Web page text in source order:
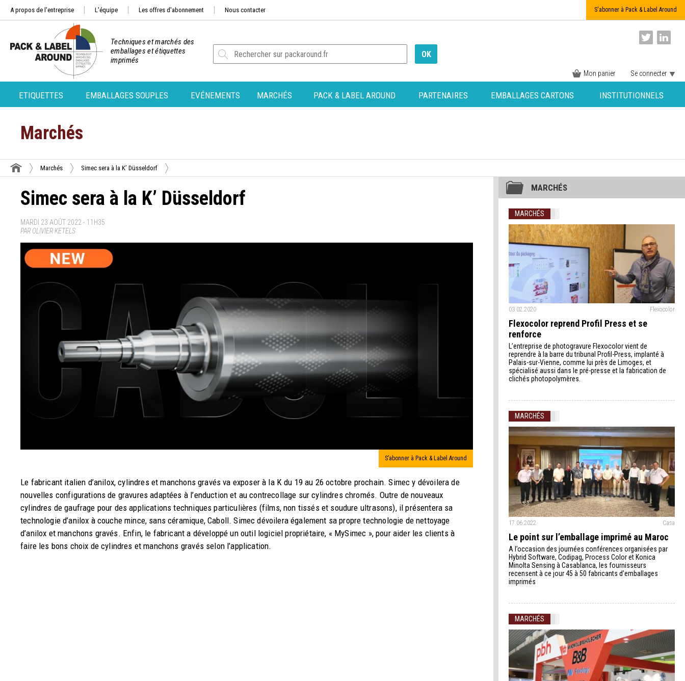
A propos de l'entreprise L'équipe Les offres d'abonnement Nous contacter S'abonner à Pack & Label Around
Techniques et marchés des
emballages et étiquettes
imprimés
Mon panier Se connecter
ETIQUETTES EMBALLAGES SOUPLES EVÉNEMENTS MARCHÉS PACK & LABEL AROUND PARTENAIRES EMBALLAGES CARTONS INSTITUTIONNELS
Marchés
Marchés Simec sera à la K’ Düsseldorf
Simec sera à la K’ Düsseldorf
MARDI 23 AOÛT 2022 - 11H35
PAR OLIVIER KETELS
S’abonner à Pack & Label Around
Le fabricant italien d’anilox, cylindres et manchons gravés va exposer à la K du 19 au 26 octobre prochain. Simec y dévoilera de
nouvelles configurations de gravures adaptées à l’enduction et au contrecollage sur cylindres chromés. Outre de nouveaux
cylindres de gaufrage pour des applications techniques particulières (films, non tissés et soudure ultrasons), il présentera sa
technologie d’anilox à couche mince, sans céramique, Caboll. Simec dévoilera également sa propre technologie de nettoyage
d’anilox et manchons gravés. Enfin, le fabricant a développé un outil logiciel propriétaire, « MySimec », pour aider les clients à
faire les bons choix de cylindres et manchons gravés selon l’application.
MARCHÉS
MARCHÉS
03.02.2020 Flexocolor
Flexocolor reprend Profil Press et se
renforce
L’entreprise de photogravure Flexocolor vient de
reprendre à la barre du tribunal Profil-Press, implanté à
Palais-sur-Vienne, comme lui près de Limoges, et
spécialisé aussi dans le pré-presse et la fabrication de
clichés photopolymères.
MARCHÉS
17.06.2022 Casa
Le point sur l’emballage imprimé au Maroc
A l’occasion des journées conférences organisées par
Hybrid Software, Codipag, Process Color et Konica
Minolta Sensing à Casablanca, les fournisseurs
recensent à ce jour 45 à 50 fabricants d’emballages
imprimés
MARCHÉS